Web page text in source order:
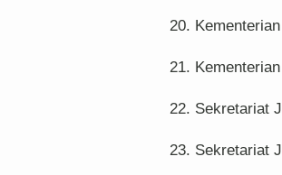
20.
21.
22. Sekretariat
23. Sekretariat